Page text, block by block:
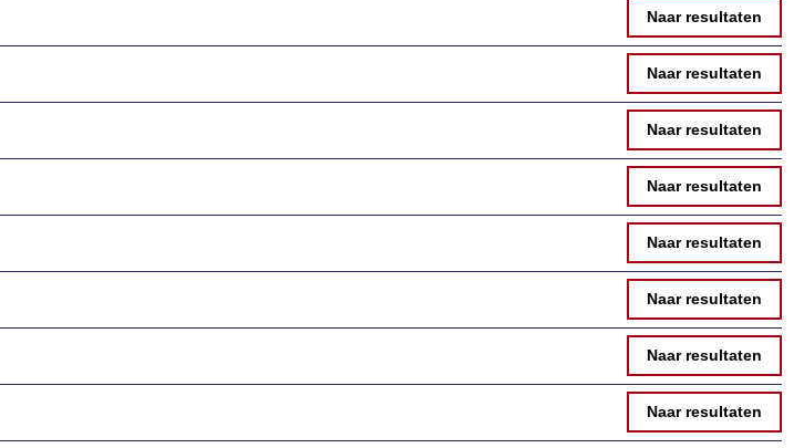
Naar resultaten
Naar resultaten
Naar resultaten
Naar resultaten
Naar resultaten
Naar resultaten
Naar resultaten
Naar resultaten